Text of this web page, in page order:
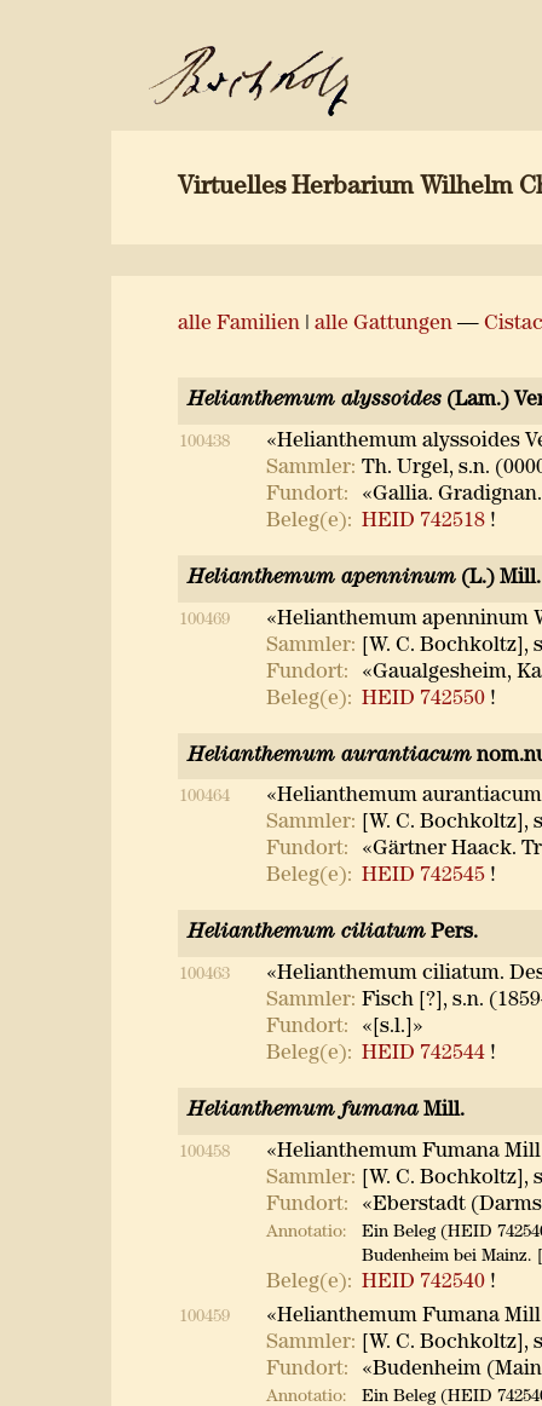
Virtuelles Herbarium Wilhelm
alle Familien alle Gattungen —
Helianthemum alyssoides (Lam.)
100438
«Helianthemum alyssoides
Sammler: Th. Urgel, s.n.
Fundort:
«Gallia.
Beleg(e): HEID 742518 !
Helianthemum apenninum (L.) Mill.
100469
«Helianthemum apenninum
Sammler:
[W. C. Bochkoltz],
Fundort:
«Gaualgesheim,
Beleg(e): HEID 742550 !
Helianthemum aurantiacum
100464
«Helianthemum
Sammler:
[W. C. Bochkoltz],
Fundort:
«Gärtner Haack.
Beleg(e): HEID 742545 !
Helianthemum ciliatum Pers.
100463
«Helianthemum ciliatum.
Sammler: Fisch [?], s.n.
Fundort:
«[s.l.]»
Beleg(e): HEID 742544 !
Helianthemum fumana Mill.
100458
«Helianthemum Fumana
Sammler:
[W. C. Bochkoltz],
Fundort:
«Eberstadt
Annotatio:
Ein Beleg (HEID
Budenheim bei Mainz.
Beleg(e): HEID 742540 !
100459
«Helianthemum Fumana
Sammler:
[W. C. Bochkoltz],
Fundort:
«Budenheim
Annotatio:
Ein Beleg (HEID